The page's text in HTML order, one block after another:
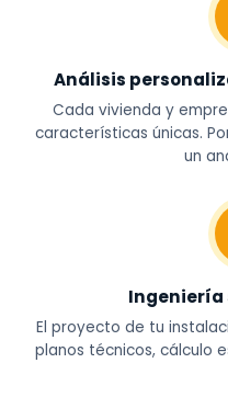
Análisis
Cada vivienda y
características únicas.
un
Ingeniería
El proyecto de tu
planos técnicos, cálculo